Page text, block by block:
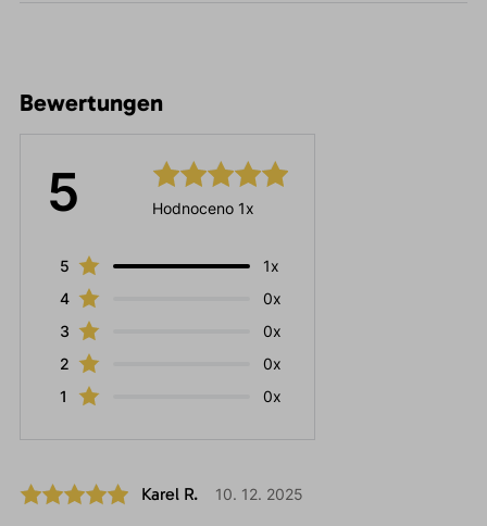
Bewertungen
5 Hodnoceno 1x
5
1x
4
0x
3
0x
2
0x
1
0x
Karel R. 10. 12. 2025